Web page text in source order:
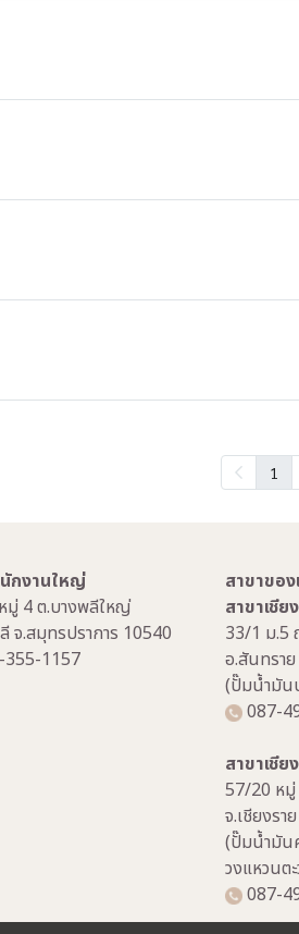
1
กงานใหญ่
มู่ 4 ต.บางพลีใหญ่
จ.สมุทรปราการ 10540
355-1157
สาขาของ
สาขาเชีย
33/1 ม.5
อ.สันทรา
(ปั๊มน้ำมัน
087-
สาขาเชีย
57/20 หมู่
จ.เชียงรา
(ปั๊มน้ำมัน
วงแหวนต
087-